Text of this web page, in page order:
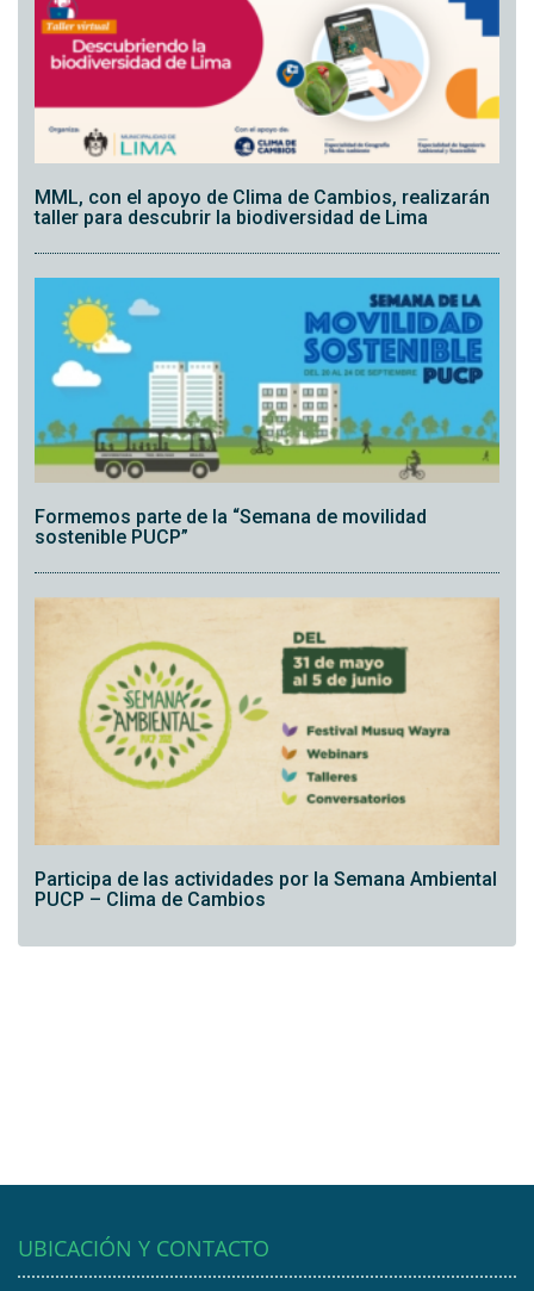
MML, con el apoyo de Clima de Cambios, realizarán
taller para descubrir la biodiversidad de Lima
Formemos parte de la “Semana de movilidad
sostenible PUCP”
Participa de las actividades por la Semana Ambiental
PUCP – Clima de Cambios
UBICACIÓN Y CONTACTO